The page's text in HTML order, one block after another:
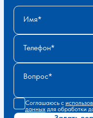
Имя
Телефон
Вопрос
Соглашаюсь с
данных для обработки